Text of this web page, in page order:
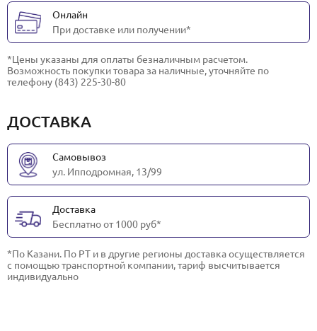
Онлайн
При доставке или получении*
*Цены указаны для оплаты безналичным расчетом.
Возможность покупки товара за наличные, уточняйте по
телефону (843) 225-30-80
ДОСТАВКА
Самовывоз
ул. Ипподромная, 13/99
Доставка
Бесплатно от 1000 руб*
*По Казани. По РТ и в другие регионы доставка осуществляется
с помощью транспортной компании, тариф высчитывается
индивидуально